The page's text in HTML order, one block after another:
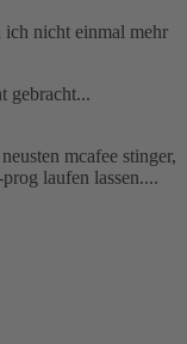
ich nicht einmal mehr
gebracht...
mcafee stinger,
laufen lassen....